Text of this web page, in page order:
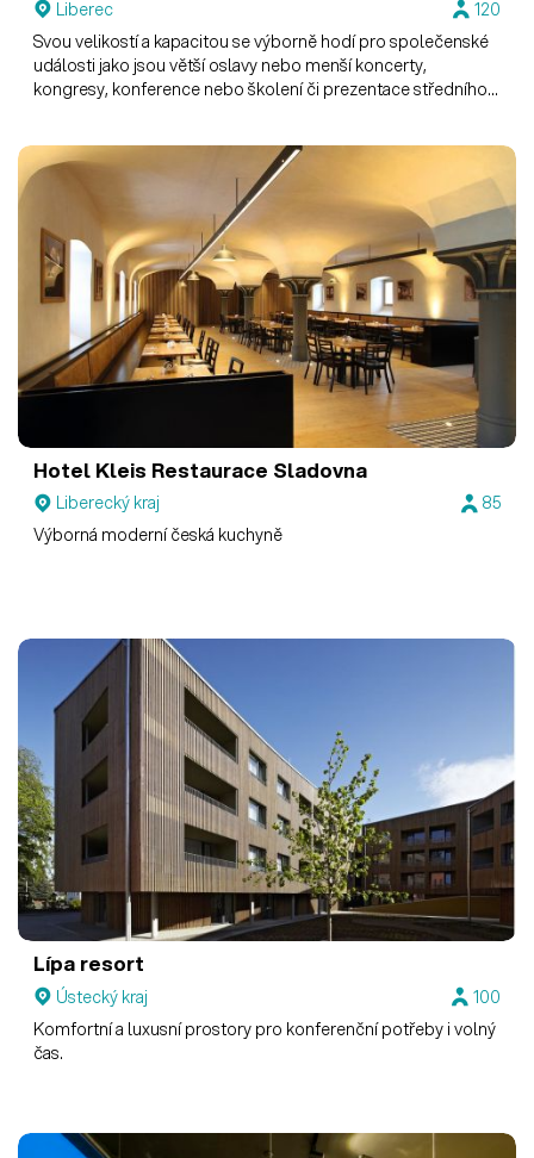
Liberec
120
Svou velikostí a kapacitou se výborně hodí pro společenské
události jako jsou větší oslavy nebo menší koncerty,
kongresy, konference nebo školení či prezentace středního a
Hotel Kleis Restaurace Sladovna
Liberecký kraj
85
Výborná moderní česká kuchyně
Lípa resort
Ústecký kraj
100
Komfortní a luxusní prostory pro konferenční potřeby i volný
čas.